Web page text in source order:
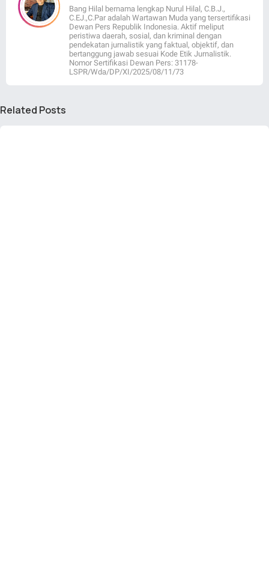
Bang Hilal bernama lengkap Nurul Hilal, C.B.J.,
C.EJ.,C.Par adalah Wartawan Muda yang tersertifikasi
Dewan Pers Republik Indonesia. Aktif meliput
peristiwa daerah, sosial, dan kriminal dengan
pendekatan jurnalistik yang faktual, objektif, dan
bertanggung jawab sesuai Kode Etik Jurnalistik.
Nomor Sertifikasi Dewan Pers: 31178-
LSPR/Wda/DP/XI/2025/08/11/73
Related Posts